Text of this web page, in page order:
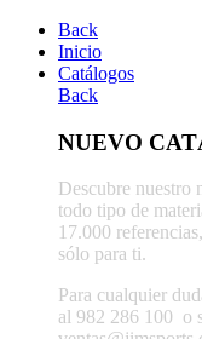
Back
Inicio
Catálogos
Back
NUEVO
Descubre nuestro
todo tipo de
17.000
sólo para ti.
Para cualquier
al 982 286 100 o